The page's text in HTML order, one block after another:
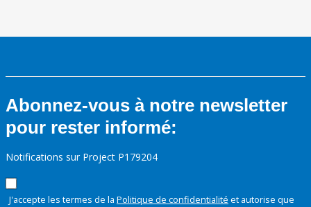
Abonnez-vous à notre newsletter
pour rester informé:
Notifications sur Project P179204
J'accepte les termes de la Politique de confidentialité et autorise que